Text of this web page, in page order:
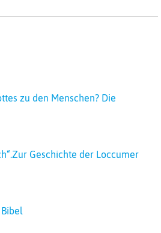
zu den Menschen? Die
Geschichte der Loccumer